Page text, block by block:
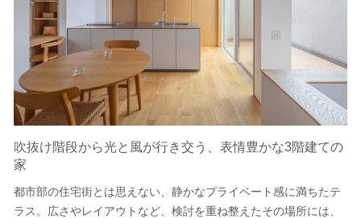
吹抜け階段から光と風が行き交う、表情豊かな3階建ての
家
都市部の住宅街とは思えない、静かなプライベート感に満ちたテ
ラス。広さやレイアウトなど、検討を重ね整えたその場所には、